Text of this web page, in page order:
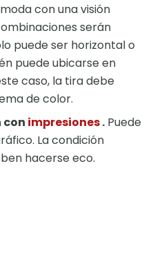
con una visión
serán
puede ser horizontal o
puede ubicarse en
caso, la tira debe
de color.
con impresiones. Puede
La condición
hacerse eco.